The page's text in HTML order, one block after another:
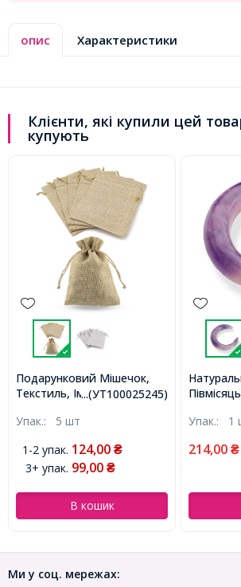
опис Характеристики
Клієнти, які купили цей
купують
...(УТ100025245)
Подарунковий Мішечок,
Текстиль, Імітація
Бежевий, 18х13см,
Упак.: 5 шт
1-2 упак. 124,00 ₴
3+ упак. 99,00 ₴
В кошик
Упак.: 1
214,00 ₴
Ми у соц. мережах: